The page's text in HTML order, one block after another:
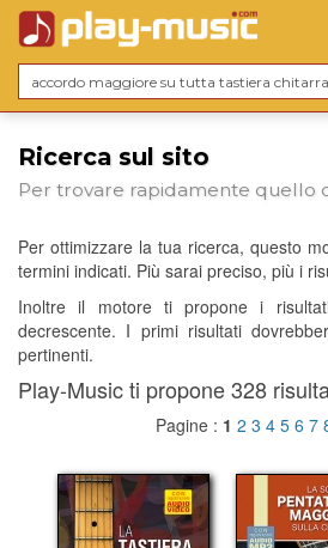
Ricerca sul sito
Per trovare rapidamente quello
Per ottimizzare la tua ricerca, questo
termini indicati. Più sarai preciso, più i
Inoltre il motore ti propone i
decrescente. I primi risultati
pertinenti.
Play-Music ti propone 328
Pagine : 1 2 3 4 5 6 7